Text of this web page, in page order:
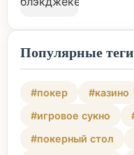
Популярные теги
#покер #казино
#игровое сукно
#покерный стол